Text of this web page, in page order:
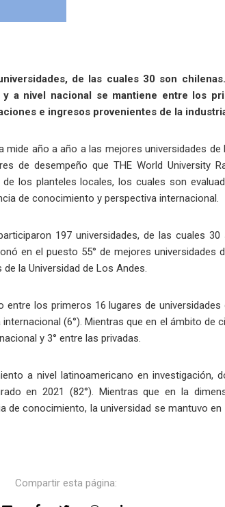
de las cuales 30 son
a nivel nacional se mantiene entre los
e ingresos provenientes de la
mide año a año a las mejores universidades
de desempeño que THE World University
los planteles locales, los cuales son
de conocimiento y perspectiva internacional.
197 universidades, de las cuales
en el puesto 55° de mejores universidades
la Universidad de Los Andes.
entre los primeros 16 lugares de
(6°). Mientras que en el ámbito de
y 3° entre las privadas.
a nivel latinoamericano en investigación,
en 2021 (82°). Mientras que en la
conocimiento, la universidad se mantuvo en
Compartir esta página: